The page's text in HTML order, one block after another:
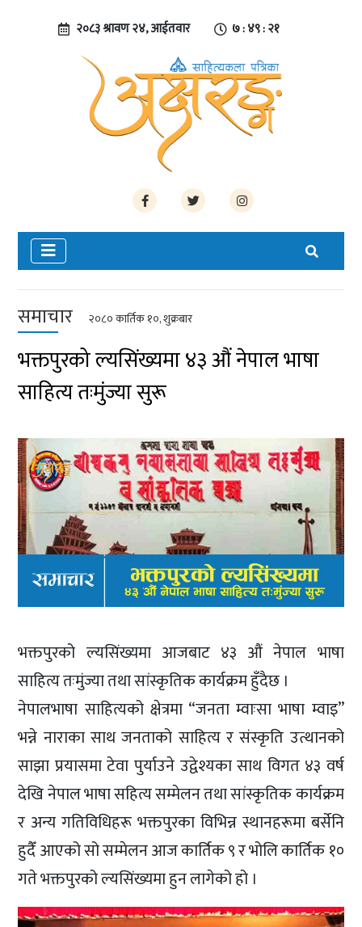
२०८३ श्रावण २४, आईतवार ७ : ४९ : २१
समाचार २०८० कार्तिक १०, शुक्रबार
भक्तपुरको ल्यसिंख्यमा ४३ औं नेपाल भाषा
साहित्य तःमुंज्या सुरू
भक्तपुरको ल्यसिंख्यमा आजबाट ४३ औं नेपाल भाषा
साहित्य तःमुंज्या तथा सांस्कृतिक कार्यक्रम हुँदैछ ।
नेपालभाषा साहित्यको क्षेत्रमा “जनता म्वाःसा भाषा म्वाइ”
भन्ने नाराका साथ जनताको साहित्य र संस्कृति उत्थानको
साझा प्रयासमा टेवा पुर्याउने उद्वेश्यका साथ विगत ४३ वर्ष
देखि नेपाल भाषा सहित्य सम्मेलन तथा सांस्कृतिक कार्यक्रम
र अन्य गतिविधिहरू भक्तपुरका विभिन्न स्थानहरूमा बर्सेनि
हुदैँ आएको सो सम्मेलन आज कार्तिक ९ र भोलि कार्तिक १०
गते भक्तपुरको ल्यसिंख्यमा हुन लागेको हो ।